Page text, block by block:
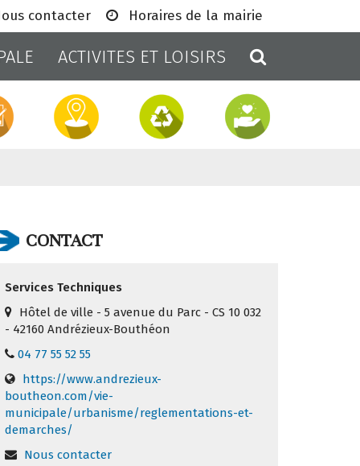
contacter Horaires de la mairie
ACTIVITES ET LOISIRS
CONTACT
Services Techniques
Hôtel de ville - 5 avenue du Parc - CS 10 032
- 42160 Andrézieux-Bouthéon
04 77 55 52 55
https://www.andrezieux-
boutheon.com/vie-
municipale/urbanisme/reglementations-et-
demarches/
Nous contacter